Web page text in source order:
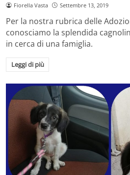
Fiorella Vasta Settembre 13, 2019
Per la nostra rubrica delle
conosciamo la splendida
in cerca di una famiglia.
Leggi di più